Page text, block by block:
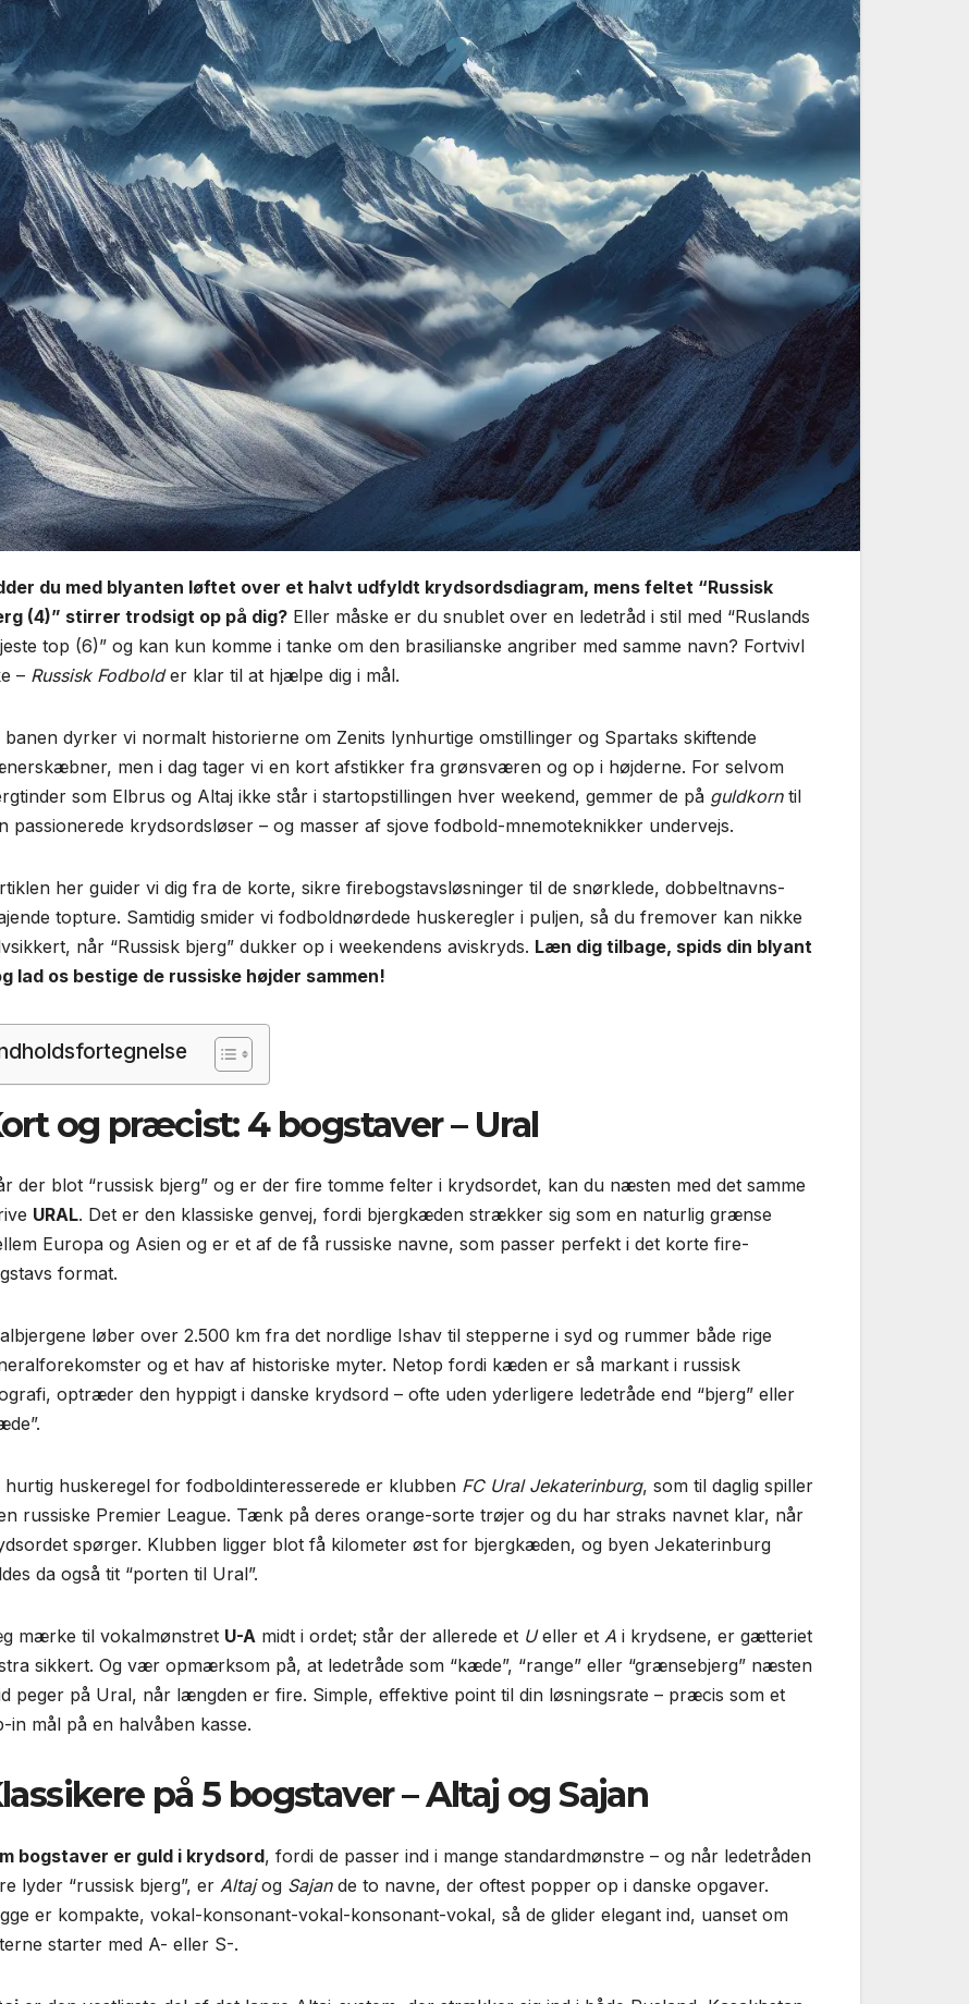
du med blyanten løftet over et halvt udfyldt krydsordsdiagram, mens feltet “Russisk
(4)” stirrer trodsigt op på dig?Eller måske er du snublet over en ledetråd i stil med “Ruslands
top (6)” og kan kun komme i tanke om den brasilianske angriber med samme navn? Fortvivl
– Russisk Fodbolder klar til at hjælpe dig i mål.
banen dyrker vi normalt historierne om Zenits lynhurtige omstillinger og Spartaks skiftende
men i dag tager vi en kort afstikker fra grønsværen og op i højderne. For selvom
som Elbrus og Altaj ikke står i startopstillingen hver weekend, gemmer de på guldkorntil
passionerede krydsordsløser – og masser af sjove fodbold-mnemoteknikker undervejs.
her guider vi dig fra de korte, sikre firebogstavsløsninger til de snørklede, dobbeltnavns-
topture. Samtidig smider vi fodboldnørdede huskeregler i puljen, så du fremover kan nikke
når “Russisk bjerg” dukker op i weekendens aviskryds. Læn dig tilbage, spids din blyant
lad os bestige de russiske højder sammen!
og præcist: 4 bogstaver – Ural
der blot “russisk bjerg” og er der fire tomme felter i krydsordet, kan du næsten med det samme
URAL. Det er den klassiske genvej, fordi bjergkæden strækker sig som en naturlig grænse
Europa og Asien og er et af de få russiske navne, som passer perfekt i det korte fire-
format.
løber over 2.500 km fra det nordlige Ishav til stepperne i syd og rummer både rige
og et hav af historiske myter. Netop fordi kæden er så markant i russisk
optræder den hyppigt i danske krydsord – ofte uden yderligere ledetråde end “bjerg” eller
hurtig huskeregel for fodboldinteresserede er klubben FC Ural Jekaterinburg, som til daglig spiller
russiske Premier League. Tænk på deres orange-sorte trøjer og du har straks navnet klar, når
spørger. Klubben ligger blot få kilometer øst for bjergkæden, og byen Jekaterinburg
da også tit “porten til Ural”.
mærke til vokalmønstret U-Amidt i ordet; står der allerede et Ueller et Ai krydsene, er gætteriet
sikkert. Og vær opmærksom på, at ledetråde som “kæde”, “range” eller “grænsebjerg” næsten
peger på Ural, når længden er fire. Simple, effektive point til din løsningsrate – præcis som et
in mål på en halvåben kasse.
på 5 bogstaver – Altaj og Sajan
bogstaver er guld i krydsord, fordi de passer ind i mange standardmønstre – og når ledetråden
lyder “russisk bjerg”, er Altajog Sajande to navne, der oftest popper op i danske opgaver.
er kompakte, vokal-konsonant-vokal-konsonant-vokal, så de glider elegant ind, uanset om
starter med A- eller S-.